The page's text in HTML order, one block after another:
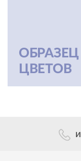
ОБРАЗЕЦ
ЦВЕТОВ